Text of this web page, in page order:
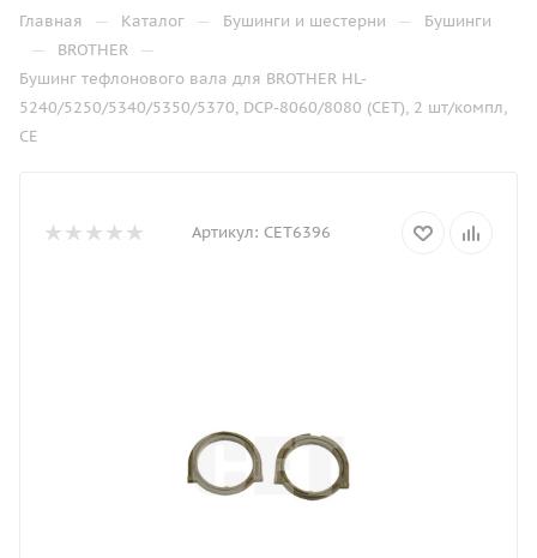
Главная — Каталог — Бушинги и шестерни — Бушинги
— BROTHER —
Бушинг тефлонового вала для BROTHER HL-
5240/5250/5340/5350/5370, DCP-8060/8080 (CET), 2 шт/компл,
CE
Артикул: CET6396